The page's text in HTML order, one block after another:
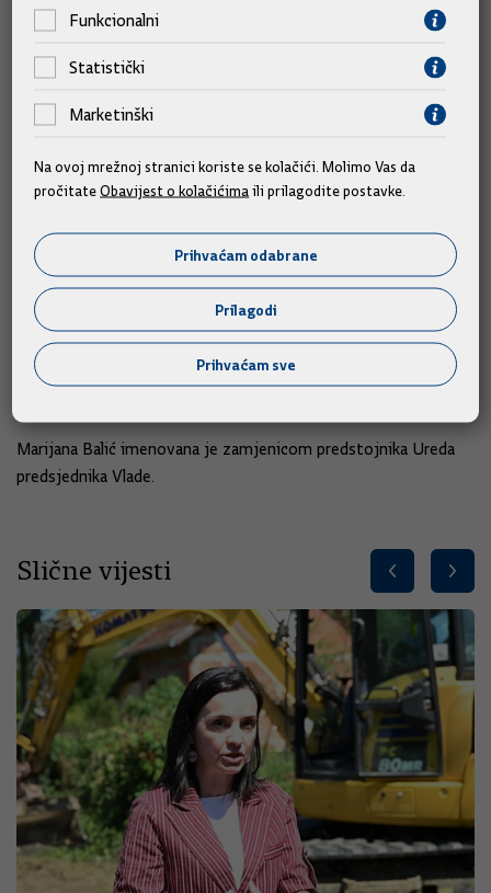
Državne nekretnine d.o.o. izbor Ilijane Krešić Rajič i Gorana
Gotala za članove Nadzornog odbora toga društva, do
provedbe postupka izbora članova Nadzornog odbora, na
Središnjeg registra osiguranika Katarina Rumora, a novom
članicom, koja se imenuje na prijedlog Gospodarsko-socijalnog
vijeća, iz redova sindikata, imenovana je Izabela-Delfa Mišić.
Donesen je Prijedlog odluke kojom se razrješuje predsjednik
Upravnog vijeća Hrvatske agencije za nadzor financijskih
usluga, dr.sc. Ante Žigman, s danom imenovanja na drugu
dužnost, na osobni zahtjev te je upućen u Hrvatski sabor na
Marijana Balić imenovana je zamjenicom predstojnika Ureda
predsjednika Vlade.
Slične vijesti
Funkcionalni
Statistički
Marketinški
Na ovoj mrežnoj stranici koriste se kolačići. Molimo Vas da
pročitateObavijest o kolačićima ili prilagodite postavke.
Prihvaćam odabrane
Prilagodi
Prihvaćam sve